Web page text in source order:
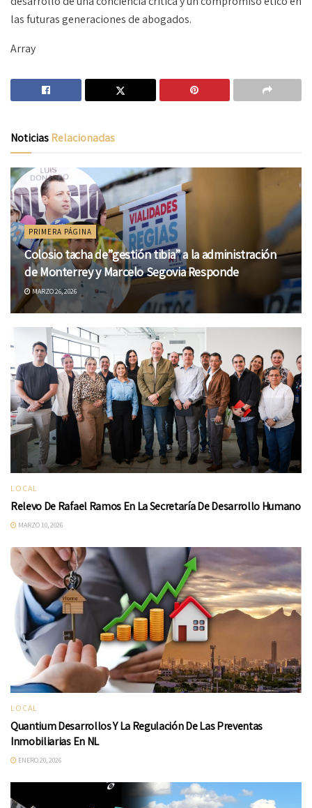
las futuras generaciones de abogados.
Array
NoticiasRelacionadas
PRIMERA PÁGINA
Colosio tacha de”gestión tibia” a la administración
de Monterrey y Marcelo Segovia Responde
MARZO 26, 2026
LOCAL
Relevo De Rafael Ramos En La Secretaría De Desarrollo Humano
MARZO 10, 2026
LOCAL
Quantium Desarrollos Y La Regulación De Las Preventas
Inmobiliarias En NL
ENERO 20, 2026